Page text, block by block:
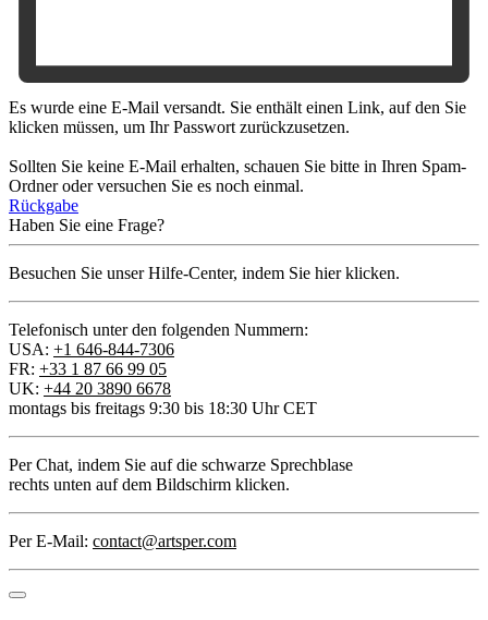
Es wurde eine E-Mail versandt. Sie enthält einen Link, auf den Sie
klicken müssen, um Ihr Passwort zurückzusetzen.
Sollten Sie keine E-Mail erhalten, schauen Sie bitte in Ihren Spam-
Ordner oder versuchen Sie es noch einmal.
Rückgabe
Haben Sie eine Frage?
Besuchen Sie unser Hilfe-Center, indem Sie hier klicken.
Telefonisch unter den folgenden Nummern:
USA: +1 646-844-7306
FR: +33 1 87 66 99 05
UK: +44 20 3890 6678
montags bis freitags 9:30 bis 18:30 Uhr CET
Per Chat, indem Sie auf die schwarze Sprechblase
rechts unten auf dem Bildschirm klicken.
Per E-Mail: contact@artsper.com